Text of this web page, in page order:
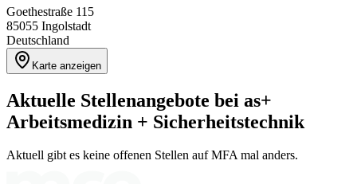
Goethestraße 115
85055 Ingolstadt
Deutschland
Karte anzeigen
Aktuelle Stellenangebote bei as+
Arbeitsmedizin + Sicherheitstechnik
Aktuell gibt es keine offenen Stellen auf MFA mal anders.